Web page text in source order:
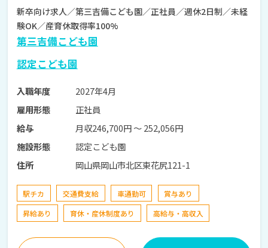
新卒向け求人／第三吉備こども園／正社員／週休2日制／未経
験OK／産育休取得率100%
第三吉備こども園
認定こども園
入職年度
2027年4月
雇用形態
正社員
給与
月収246,700円 〜 252,056円
施設形態
認定こども園
住所
岡山県岡山市北区東花尻121-1
駅チカ 交通費支給 車通勤可
賞与あり
昇給あり
育休・産休制度あり 高給与・高収入